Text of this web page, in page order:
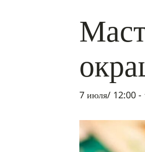
7 июля/ 12:00 -